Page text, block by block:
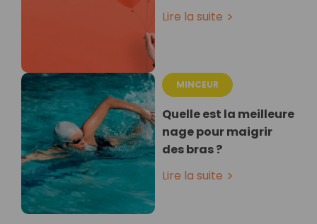
Lire la suite
MINCEUR
Quelle est la meilleure
nage pour maigrir
des bras ?
Lire la suite